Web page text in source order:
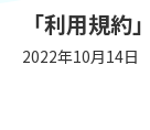
「利用規約
2022年10月14日